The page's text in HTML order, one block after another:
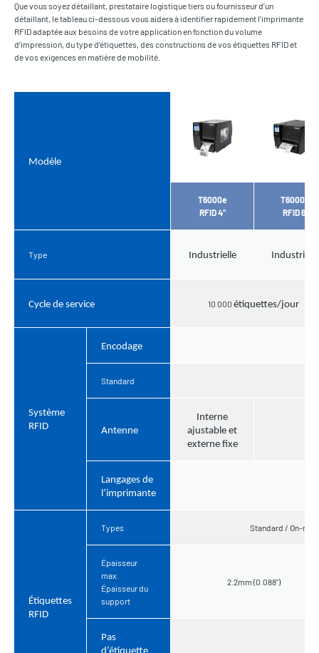
Que vous soyez détaillant, prestataire logistique tiers ou fournisseur d’un
détaillant, le tableau ci-dessous vous aidera à identifier rapidement l’imprimante
RFID adaptée aux besoins de votre application en fonction du volume
d’impression, du type d’étiquettes, des constructions de vos étiquettes RFID et
de vos exigences en matière de mobilité.
Modèle
T6000e
RFID 4"
T6000e
RFID 6"
Type Industrielle Industrielle
Cycle de service 10 000 étiquettes/jour
Système
RFID
Encodage
Standard
Antenne
Interne
ajustable et
externe fixe
Langages de
l’imprimante
Étiquettes
RFID
Types Standard / On-
Épaisseur
max.
Épaisseur du
support
2.2mm (0.088")
Pas